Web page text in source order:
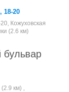
18-20
Кожуховская
(2.6 км)
км) ,